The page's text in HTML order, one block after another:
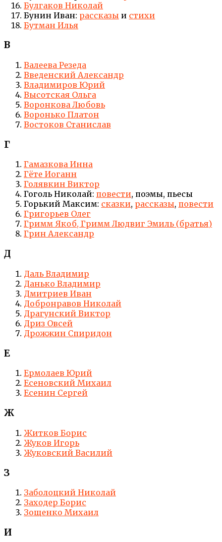
Булгаков Николай
Бунин Иван: рассказы и стихи
Бутман Илья
В
Валеева Резеда
Введенский Александр
Владимиров Юрий
Высотская Ольга
Воронкова Любовь
Воронько Платон
Востоков Станислав
Г
Гамазкова Инна
Гёте Иоганн
Голявкин Виктор
Гоголь Николай: повести, поэмы, пьесы
Горький Максим: сказки, рассказы, повести
Григорьев Олег
Гримм Якоб, Гримм Людвиг Эмиль (братья)
Грин Александр
Д
Даль Владимир
Данько Владимир
Дмитриев Иван
Добронравов Николай
Драгунский Виктор
Дриз Овсей
Дрожжин Спиридон
Е
Ермолаев Юрий
Есеновский Михаил
Есенин Сергей
Ж
Житков Борис
Жуков Игорь
Жуковский Василий
З
Заболоцкий Николай
Заходер Борис
Зощенко Михаил
И